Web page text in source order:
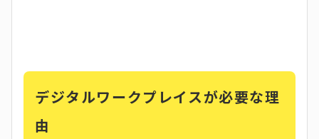
デジタルワークプレイスが必要な理
由